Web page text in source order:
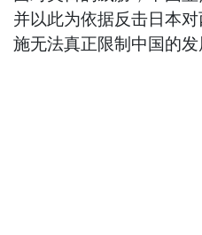
并以此为依据反击日本
施无法真正限制中国的